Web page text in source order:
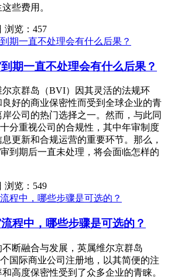
些费用。
浏览：457
期一直不处理会有什么后果？
京群岛（BVI）因其灵活的法规环
好的商业保密性而受到全球企业的青
公司的热门选择之一。然而，与此同
分重视公司的合规性，其中年审制度
更新和合规运营的重要环节。那么，
到期后一直未处理，将会面临怎样的
浏览：549
程中，哪些步骤是可选的？
断融合与发展，英属维尔京群岛
国际商业公司注册地，以其简便的注
高度保密性受到了众多企业的青睐。